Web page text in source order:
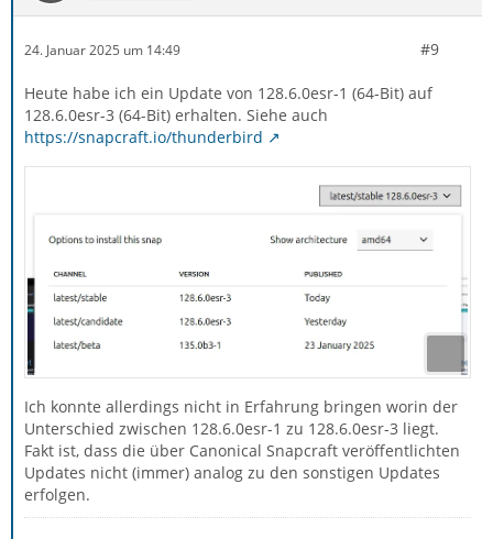
24. Januar 2025 um 14:49 #9
Heute habe ich ein Update von 128.6.0esr-1 (64-Bit) auf
128.6.0esr-3 (64-Bit) erhalten. Siehe auch
https://snapcraft.io/thunderbird
Ich konnte allerdings nicht in Erfahrung bringen worin der
Unterschied zwischen 128.6.0esr-1 zu 128.6.0esr-3 liegt.
Fakt ist, dass die über Canonical Snapcraft veröffentlichten
Updates nicht (immer) analog zu den sonstigen Updates
erfolgen.